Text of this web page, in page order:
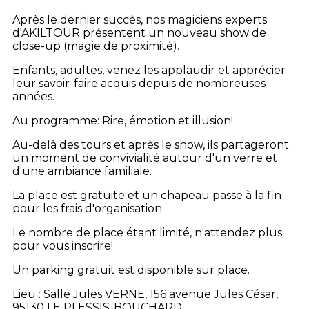
Après le dernier succès, nos magiciens experts
d'AKILTOUR présentent un nouveau show de
close-up (magie de proximité).
Enfants, adultes, venez les applaudir et apprécier
leur savoir-faire acquis depuis de nombreuses
années.
Au programme: Rire, émotion et illusion!
Au-delà des tours et après le show, ils partageront
un moment de convivialité autour d'un verre et
d'une ambiance familiale.
La place est gratuite et un chapeau passe à la fin
pour les frais d'organisation.
Le nombre de place étant limité, n'attendez plus
pour vous inscrire!
Un parking gratuit est disponible sur place.
Lieu : Salle Jules VERNE, 156 avenue Jules César,